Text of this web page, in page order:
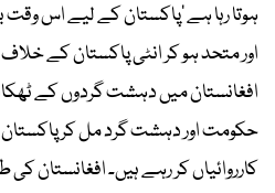
ہوتا رہا ہے ‘پاکستان کے لیے اس وقت
اور متحد ہو کر انٹی پاکستان کے خلاف
افغانستان میں دہشت گردوں کے
حکومت اور دہشت گرد مل کر
کارروائیاں کر رہے ہیں۔ افغانستان